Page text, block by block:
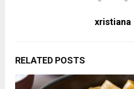
xristiana
RELATED POSTS